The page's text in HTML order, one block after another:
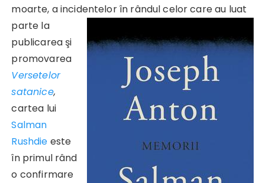
moarte, a incidentelor în rândul celor care au luat
parte la
publicarea şi
promovarea
Versetelor
satanice,
cartea lui
Salman
Rushdie este
în primul rând
o confirmare